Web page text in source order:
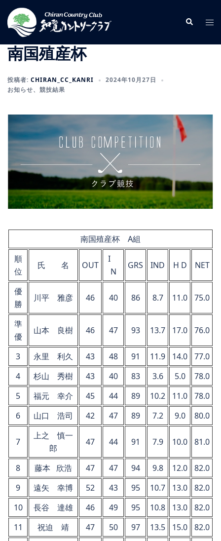
ン
検
索
ト
ル
南国殖産杯
投稿者: CHIRAN_CC_KANRI
2024年10月27日
お知らせ、 競技結果
南国殖産杯 A組
順
位
氏 名 OUT
I
N
GRS IND H D NET
優
勝
川平 雅彦 46 40 86 8.7 11.0 75.0
準
優
山本 良樹 46 47 93 13.7 17.0 76.0
3 永里 利久 43 48 91 11.9 14.0
77.0
4
杉山 秀樹 43 40 83 3.6 5.0
78.0
5
福元 幸介 45 44 89 10.2 11.0
78.0
6
山口 浩司 42 47 89 7.2 9.0 80.0
7
上之 慎一
郎
47 44 91 7.9 10.0 81.0
8 藤本 欣浩 47 47 94 9.8 12.0
82.0
9
遠矢 幸博 52 43 95 10.7 13.0
82.0
10
長谷 達雄 46 49 95 10.8 13.0
82.0
11
祝迫 靖 47 50 97 13.5 15.0 82.0